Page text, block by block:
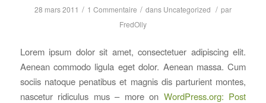
28 mars 2011 / 1 Commentaire / dans Uncategorized / par
FredOlly
Lorem ipsum dolor sit amet, consectetuer adipiscing elit.
Aenean commodo ligula eget dolor. Aenean massa. Cum
sociis natoque penatibus et magnis dis parturient montes,
nascetur ridiculus mus – more on WordPress.org: Post